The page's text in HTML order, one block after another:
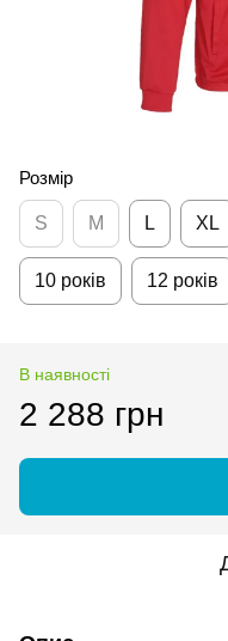
Розмір
S M L XL
10 років 12 років
В наявності
2 288 грн